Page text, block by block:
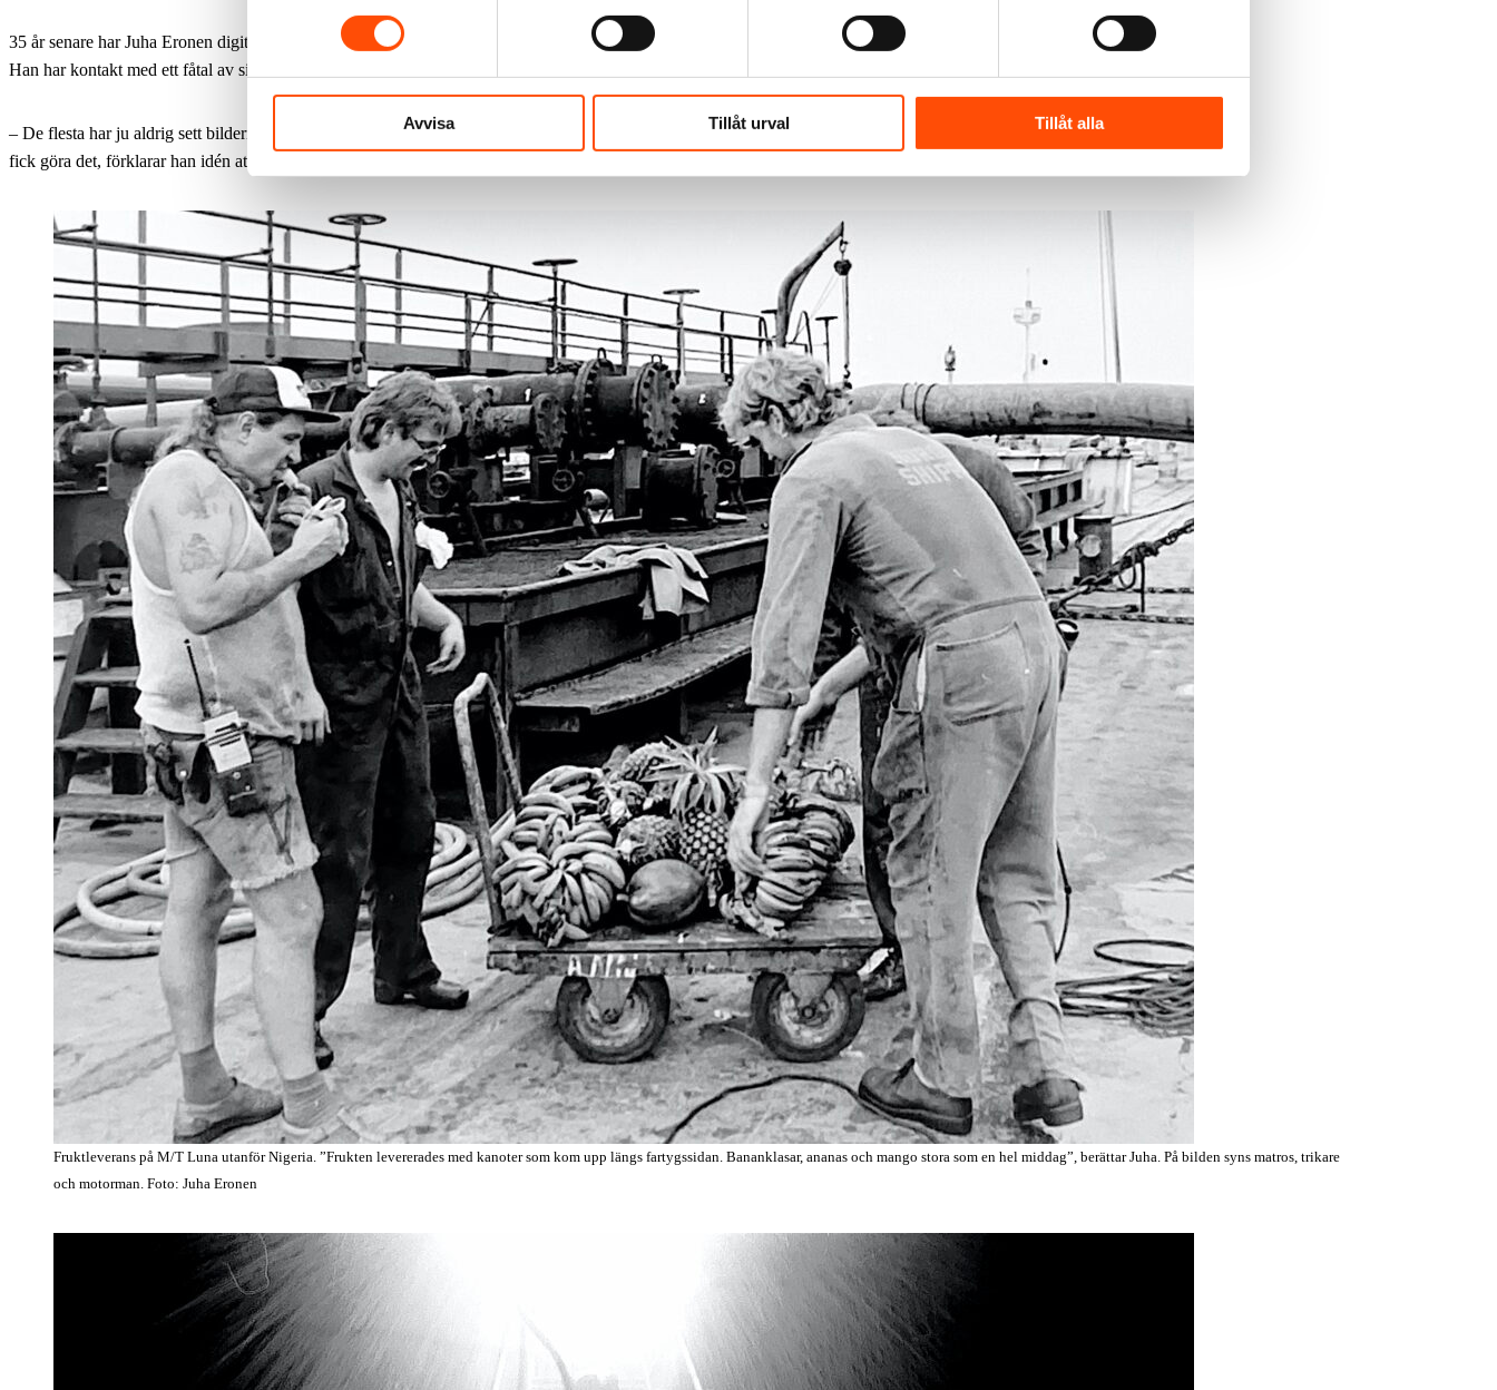
Avvisa Tillåt urval Tillåt alla
35 år senare har Juha Eronen digitaliserat bilderna och lagt ut dem på sin Facebooksida.
Han har kontakt med ett fåtal av sina gamla skeppskamrater.
– De flesta har ju aldrig sett bilderna jag tog på dem. Jag tänkte att det vore roligt om de
fick göra det, förklarar han idén att visa några av bilderna i Sjömannen.
Frukt­leverans på M/T Luna utanför Nigeria. ”Frukten levere­rades med kanoter som kom upp längs fartygs­sidan. Bananklasar, ananas och mango stora som en hel middag”, berättar Juha. På bilden syns matros, trikare
och motorman. Foto: Juha Eronen